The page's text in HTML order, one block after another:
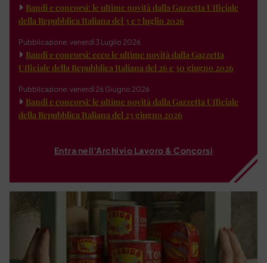
Bandi e concorsi: le ultime novità dalla Gazzetta Ufficiale
della Repubblica Italiana del 3 e 7 luglio 2026
Pubblicazione: venerdì 3 Luglio 2026
Bandi e concorsi: ecco le ultime novità dalla Gazzetta
Ufficiale della Repubblica Italiana del 26 e 30 giugno 2026
Pubblicazione: venerdì 26 Giugno 2026
Bandi e concorsi: le ultime novità dalla Gazzetta Ufficiale
della Repubblica Italiana del 23 giugno 2026
Entra nell'Archivio Lavoro & Concorsi